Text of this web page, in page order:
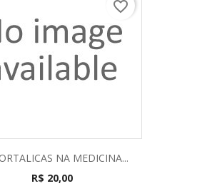
NA MEDICINA...
R$ 20,00
favorite_border